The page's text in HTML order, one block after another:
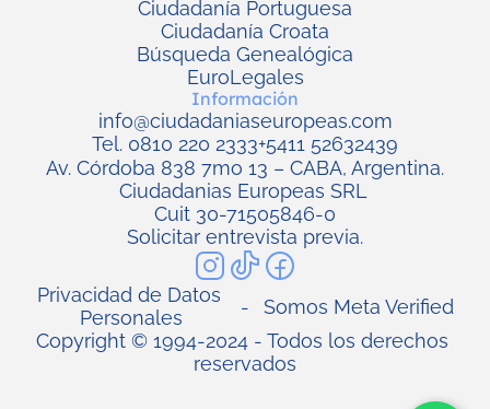
Ciudadanía Portuguesa
Ciudadanía Croata
Búsqueda Genealógica
EuroLegales
Información
info@ciudadaniaseuropeas.com
Tel. 0810 220 2333+5411 52632439
Av. Córdoba 838 7mo 13 – CABA, Argentina.
Ciudadanias Europeas SRL
Cuit 30-71505846-0
Solicitar entrevista previa.
Privacidad de Datos
Personales
-
Somos Meta Verified
Copyright © 1994-2024 - Todos los derechos
reservados